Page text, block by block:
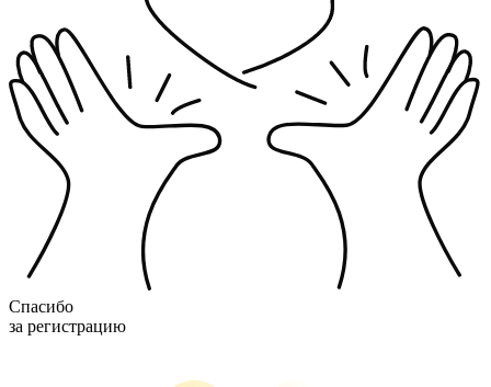
Спасибо
за регистрацию